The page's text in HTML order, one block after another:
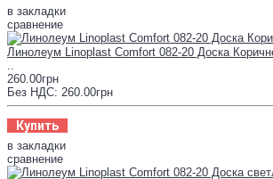
в закладки
сравнение
Линолеум Linoplast Comfort 082-20 Доска
..
260.00грн
Без НДС: 260.00грн
Купить
в закладки
сравнение